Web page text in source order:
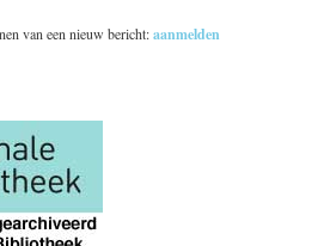
van een nieuw bericht:aanmelden